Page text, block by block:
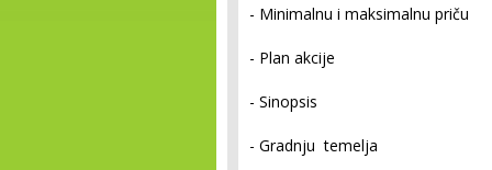
- Minimalnu i maksimalnu priču
- Plan akcije
- Sinopsis
- Gradnju temelja